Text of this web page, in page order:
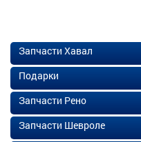
Запчасти Хавал
Подарки
Запчасти Рено
Запчасти Шевроле